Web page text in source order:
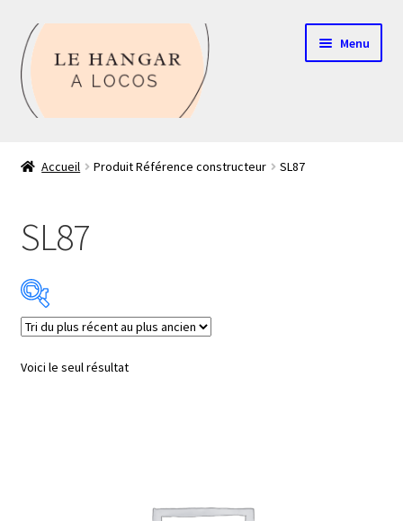
Aller
à
la
navigation
Aller
au
contenu
Menu
Mon compte
Echelle HO
Echelle N
Accueil Produit Référence constructeur SL87
SL87
Voici le seul résultat